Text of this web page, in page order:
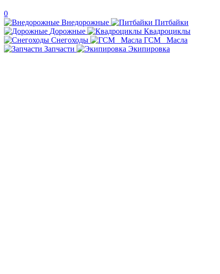
0
Внедорожные
Питбайки
Дорожные
Квадроциклы
Снегоходы
ГСМ _Масла
Запчасти
Экипировка